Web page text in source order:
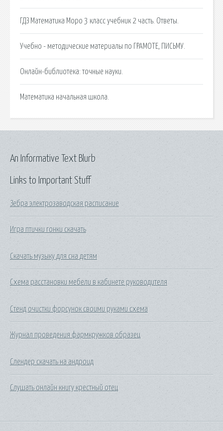
ГДЗ Математика Моро 3 класс учебник 2 часть. Ответы.
Учебно - методические материалы по ГРАМОТЕ, ПИСЬМУ.
Онлайн-библиотека: точные науки.
Математика начальная школа.
Links to Important Stuff
Зебра электрозаводская расписание
Игра птички гонки скачать
Скачать музыку для сна детям
Схема расстановки мебели в кабинете руководителя
Стенд очистки форсунок своими руками схема
Журнал проведения фармкружков образец
Слендер скачать на андроид
Слушать онлайн книгу крестный отец
An Informative Text Blurb